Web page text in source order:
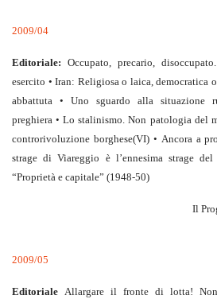
2009/04
Editoriale: Occupato, precario,
esercito • Iran: Religiosa o laica, democratica
abbattuta • Uno sguardo alla situazione
preghiera • Lo stalinismo. Non patologia del
controrivoluzione borghese(VI) • Ancora a
strage di Viareggio è l’ennesima strage
“Proprietà e capitale” (1948-50)
Il
2009/05
Editoriale Allargare il fronte di lotta!